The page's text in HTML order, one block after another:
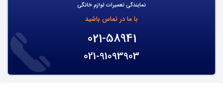
نمایندگی تعمیرات لوازم خانگی
با ما در تماس باشید
021-58941
021-91093903